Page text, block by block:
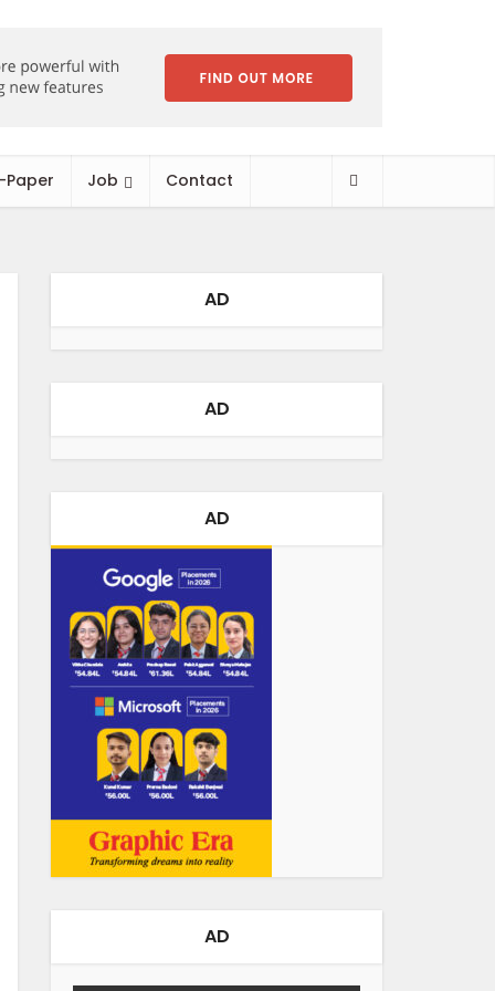
Paper Job Contact
AD
AD
AD
AD